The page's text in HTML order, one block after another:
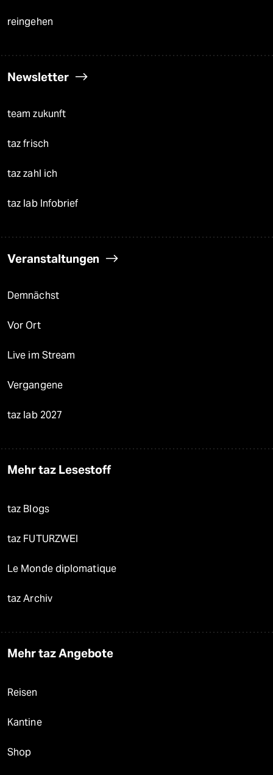
reingehen
Newsletter
team zukunft
taz frisch
taz zahl ich
taz lab Infobrief
Veranstaltungen
Demnächst
Vor Ort
Live im Stream
Vergangene
taz lab 2027
Mehr taz Lesestoff
taz Blogs
taz FUTURZWEI
Le Monde diplomatique
taz Archiv
Mehr taz Angebote
Reisen
Kantine
Shop